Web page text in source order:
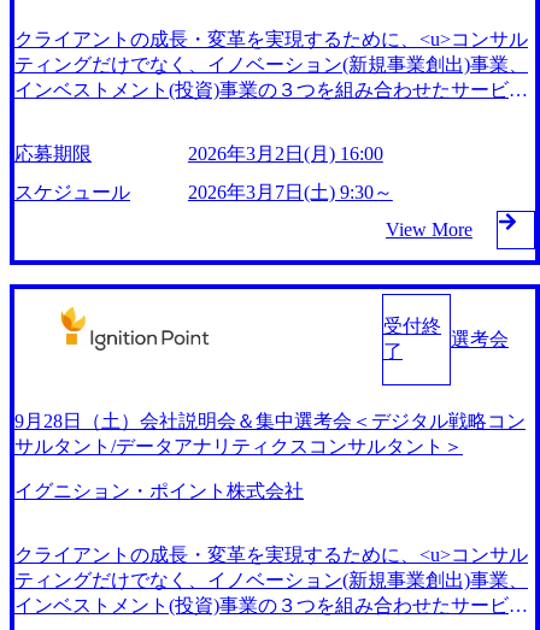
規事業開発や事業開発、経営企画に従事された方はこの機会
にぜひご応募下さい。 本説明会＆選考会は、イグニショ
ン・ポイントのストラテジーユニットを統括する齋木からの
会社説明、大手ファーム出身で新規事業推進のスペシャリス
書類選考あり※ 2024年4月20日（土）10:00～16:00 ※オンラ
インにて実施 10：00～10：30 会社説明 10：30～11：00
座談会 11：00～11：20 質疑応答 12：00～16：00 選考会
※各面接時間は45分を想定 ※面接時間以外の拘束はござい
ません 【必須要件】 ※以下いずれかの経験をお持ちの方 ①
コンサルティングファームにおける以下いずれかのご経験
・戦略コンサルティング ・業務コンサルティング ・I
Tコンサルティング（IT戦略、システム企画、PMO） ②新規
事業スペシャリストとしての以下いずれかのご経験 ・社
内での新規事業やサービスの立上 ・オープンイノベーシ
ョンによる事業立上 ・テック系スタートアップの創業、
経営 ・ベンチャーキャピタル、CVCにおける業務 ・シ
ードアクセラレーター業務 ③事業会社における以下いずれ
かのご経験 ・経営企画、事業企画・推進 ・マーケティ
企業の新規事業企画、開発支援やオープンイノベーション戦
略立案、実行支援の経験 ・ビジネスレベルの英語能力 ・コ
ンサルティング業務以外の事業経験 ・事業開発に関連する
クライアントの成長・変革を実現するために、<u>コンサル
ティングだけでなく、イノベーション(新規事業創出)事業、
インベストメント(投資)事業の３つを組み合わせたサービス
ーム 社名のイグニション・ポイントは、クライアントのイ
ノベーションやトランスフォーメーションを実現する「着火
点（Ignition Point）」となりたい、という想いから付けられ
た 2014年の創業から毎年平均200%超のペースで成長してお
り、直近ではコロナ禍以前と比較して売上が3倍超と更なる
拡大を遂げている。社員数も8年で2名→369名(2023年現在)
と増えており、コンサルティング業界の中でも一定の地位を
占めつつある さらにはこれに留まらず、よりよい社会の実
現に向けたイノベーションのプラットフォームファームとし
る拡大フェーズに参画できるという、またとない状況下とな
っている https://storage.googleapis.com/our-vision-production.apps
4-f950312dd287_1102x619.webp 「新規事業創出プロジェク
キュベーションを掲げているだけでなく、実際のクライアン
ト向けのコンサルティングプロジェクトにおいても、<u>新
規事業創出プロジェクトが全体の約50%を占めている（</u>
ここまで新規事業系を占めているファームは少ない） 更に
応募期限
2026年3月2日(月) 16:00
スケジュール
2026年3月7日(土) 9:30～
View More
受付終
了
選考会
9月28日（土）会社説明会＆集中選考会＜デジタル戦略コン
サルタント/データアナリティクスコンサルタント＞
イグニション・ポイント株式会社
クライアントの成長・変革を実現するために、<u>コンサル
ティングだけでなく、イノベーション(新規事業創出)事業、
インベストメント(投資)事業の３つを組み合わせたサービス